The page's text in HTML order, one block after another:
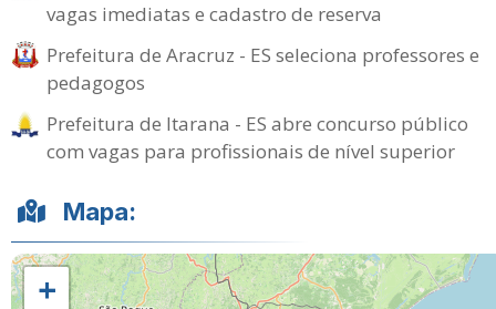
vagas imediatas e cadastro de reserva
Prefeitura de Aracruz - ES seleciona professores e
pedagogos
Prefeitura de Itarana - ES abre concurso público
com vagas para profissionais de nível superior
Mapa:
+